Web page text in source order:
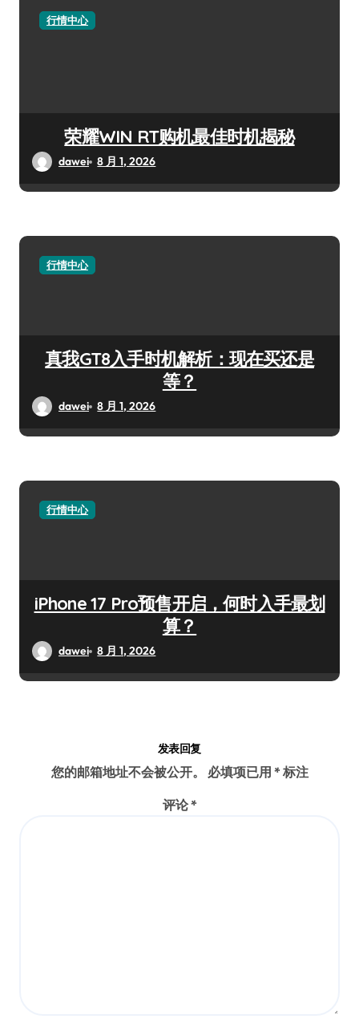
行情中心
荣耀WIN RT购机最佳时机揭秘
dawei 8 月 1, 2026
行情中心
真我GT8入手时机解析：现在买还是
等？
dawei 8 月 1, 2026
行情中心
iPhone 17 Pro预售开启，何时入手最划
算？
dawei 8 月 1, 2026
发表回复
您的邮箱地址不会被公开。 必填项已用 *标注
评论*